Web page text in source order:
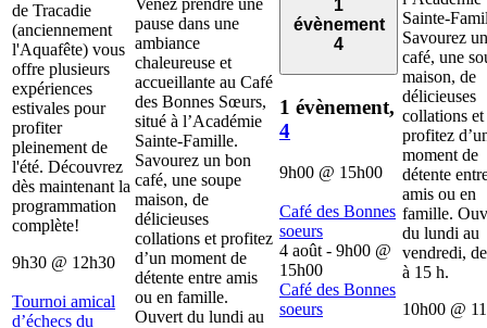
de Tracadie
(anciennement
l'Aquafête) vous
offre plusieurs
expériences
estivales pour
profiter
pleinement de
l'été. Découvrez
dès maintenant la
programmation
complète!
9h30 @ 12h30
Tournoi amical
d’échecs du
Venez prendre une
pause dans une
ambiance
chaleureuse et
accueillante au Café
des Bonnes Sœurs,
situé à l’Académie
Sainte-Famille.
Savourez un bon
café, une soupe
maison, de
délicieuses
collations et profitez
d’un moment de
détente entre amis
ou en famille.
Ouvert du lundi au
1
évènement
4
1 évènement,
4
9h00 @ 15h00
Café des Bonnes
soeurs
4 août - 9h00 @
15h00
Café des Bonnes
soeurs
Sainte-
Savourez
café, une
maison, de
délicieuses
collations et
profitez
moment de
détente
amis ou en
famille.
du lundi au
vendredi,
à 15 h.
10h00 @